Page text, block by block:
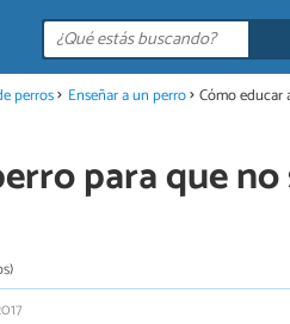
perros Enseñar a un perro Cómo educar
para que no